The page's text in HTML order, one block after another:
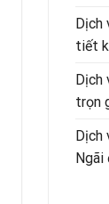
Dịch
tiết
Dịch
trọn
Ngãi